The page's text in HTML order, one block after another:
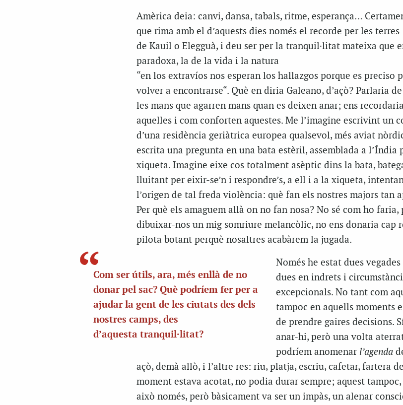
Amèrica deia: canvi, dansa, tabals, ritme, esperança…
que rima amb el d’aquests dies només el recorde per les terres
de Kauil o Elegguà,i deu ser per la tranquil·litatmateixa que
paradoxa, la de la vida i la natura
“en los extravíos nos esperan los hallazgosporque es preciso
volver a encontrarse“. Què en diria Galeano,d’açò? Parlaria
les mans que agarren mans quan es deixen anar; ens
aquelles i com conforten aquestes. Me l’imagine escrivint un
d’una residència geriàtrica europea qualsevol, més aviat
escrita una pregunta en una bata estèril, assemblada a l’Índia
xiqueta. Imagine eixe cos totalment asèptic dins la bata,
lluitant per eixir-se’n i respondre’s, a ell i a la xiqueta,
l’origen de tal freda violència: què fan els nostres majors tan
Per què els amaguem allà on no fan nosa? No sé com ho faria,
dibuixar-nos un mig somriure melancòlic, no ens donaria cap
pilota botant perquè nosaltres acabàrem la jugada.
Com ser útils, ara, més enllà de no
donar pel sac? Què podríem fer per a
ajudar la gent de les ciutats des dels
nostres camps, des
d’aquesta tranquil·litat?
Només he estat dues
dues en indrets i
excepcionals. No tant com
tampoc en aquells moments
de prendre gaires decisions.
anar-hi, però una volta
podríem anomenar l’agenda
açò, demà allò, i l’altre res: riu, platja, escriu, cafetar, fartera
moment estava acotat, no podia durar sempre; aquest tampoc,
això només, però bàsicament va ser un impàs, un alenar